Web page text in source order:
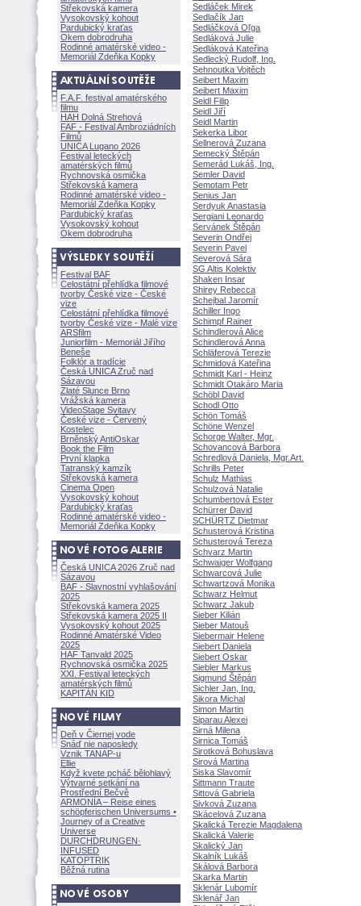
Střekovská kamera
Vysokovský kohout
Pardubický kraťas
Okem dobrodruha
Rodinné amatérské video -
Memoriál Zdeňka Kopky
F.A.F. festival amatérského
filmu
HAH Dolná Strehov
FAF - Festival Ambroziádních
Filmů
UNICA Lugano 2026
Festival leteckých
amatérských filmů
Rychnovská osmička
Střekovská kamera
Rodinné amatérské video -
Memoriál Zdeňka Kopky
Pardubický kraťas
Vysokovský kohout
Okem dobrodruha
Festival BAF
Celostátní přehlídka filmové
tvorby České vize - České
vize
Celostátní přehlídka filmové
tvorby České vize - Malé vize
ARSfilm
Juniorfilm - Memoriál Jiřího
Beneše
Folklór a tradície
Česká UNICA Zruč nad
Sázavou
Zlaté Slunce Brno
Vrážská kamera
VideoStage Svitavy
České vize - Červený
Kostelec
Brněnský AntiOskar
Book the Film
První klapka
Tatranský kamzík
Střekovská kamera
Cinema Open
Vysokovský kohout
Pardubický kraťas
Rodinné amatérské video -
Memoriál Zdeňka Kopky
Česká UNICA 2026 Zruč nad
Sázavou
BAF - Slavnostní vyhlašování
2025
Střekovská kamera 2025
Střekovská kamera 2025 II
Vysokovský kohout 2025
Rodinné Amatérské Video
2025
HAF Tanvald 2025
Rychnovská osmička 2025
XXI. Festival leteckých
amatérských filmů
KAPITÁN KID
Deň v Čiernej vode
Snáď nie naposledy
Vznik TANAP-u
Ellie
Když kvete pcháč bělohlavý
Výtvarné setkání na
Prostřední Bečvě
ARMONÍA – Reise eines
schöpferischen Universums •
Journey of a Creative
Universe
DURCHDRUNGEN·
INFUSED
KATOPTRIK
Běžná rutina
Sedláček Mirek
Sedlačík Jan
Sedláčková Oľga
Sedláková Julie
Sedláková Kateřina
Sedlecký Rudolf, Ing.
Sehnoutka Vojtěch
Seibert Maxim
Seibert Maxim
Seidl Filip
Seidl Jiří
Seidl Martin
Sekerka Libor
Sellnerová Zuzana
Semecký Štěpán
Semerád Lukáš, Ing.
Semler David
Semotam Petr
Senius Jan
Serdyuk Anastasia
Sergiani Leonardo
Servánek Štěpán
Severin Ondřej
Severin Pavel
Severová Sára
SG Altis Kolektiv
Shaken Insar
Shirey Rebecca
Schejbal Jaromír
Schiller Ingo
Schimpf Rainer
Schindlerová Alice
Schindlerová Anna
Schläferová Terezie
Schmidová Kateřina
Schmidt Karl - Heinz
Schmidt Otakáro Maria
Schöbl David
Schodl Otto
Schön Tom
Schöne Wenzel
Schorge Walter, Mgr.
Schovancová Barbora
Schredlová Daniela, Mgr.Art.
Schrills Peter
Schulz Mathias
Schulzová Natalie
Schumbertová Ester
Schürrer David
SCHÜRTZ Dietmar
Schusterová Kristina
Schusterová Tereza
Schvarz Martin
Schwaiger Wolfgang
Schwarcová Julie
Schwartzová Monika
Schwarz Helmut
Schwarz Jakub
Sieber Kilián
Sieber Matou
Siebermair Helene
Siebert Daniela
Siebert Oskar
Siebler Markus
Sigmund Štěpán
Sichler Jan, Ing.
Sikora Michal
Simon Martin
Siparau Alexei
Sirná Milena
Sirnica Tom
Sirotková Bohuslava
Sirová Martina
Siska Slavomír
Sittmann Traute
Sittová Gabriela
Sivková Zuzana
Skácelová Zuzana
Skalická Terezie Magdalena
Skalická Valerie
Skalický Jan
Skalník Luk
Skálová Barbora
Skarka Martin
Sklenár Lubomír
Sklenář Jan